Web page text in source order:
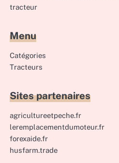
tracteur
Menu
Catégories
Tracteurs
Sites partenaires
agricultureetpeche.fr
leremplacementdumoteur.fr
forexaide.fr
husfarm.trade